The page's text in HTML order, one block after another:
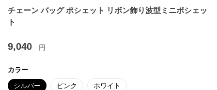
チェーン バッグ ポシェット リボン飾り波型ミニポシェッ
ト
9,040 円
カラー
シルバー ピンク ホワイト